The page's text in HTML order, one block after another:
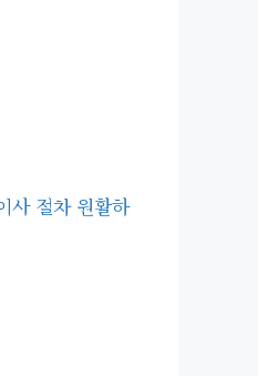
사 절차 원활하